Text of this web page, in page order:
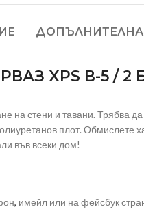
XPS В-5 /
на стени и тавани. Трябва
плот. Обмислете
във всеки дом!
, имейл или на фейсбук